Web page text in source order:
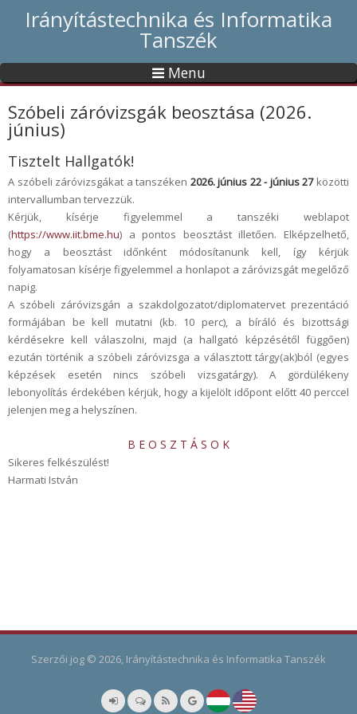
Irányítástechnika és Informatika
Tanszék
Menu
Szóbeli záróvizsgák beosztása (2026.
június)
Tisztelt Hallgatók!
A szóbeli záróvizsgákat a tanszéken 2026. június 22 - június 27közötti
intervallumban tervezzük.
Kérjük, kísérje figyelemmel a tanszéki weblapot
(https://www.iit.bme.hu) a pontos beosztást illetően. Elképzelhető,
hogy a beosztást időnként módosítanunk kell, így kérjük
folyamatosan kísérje figyelemmel a honlapot a záróvizsgát megelőző
napig.
A szóbeli záróvizsgán a szakdolgozatot/diplomatervet prezentáció
formájában be kell mutatni (kb. 10 perc), a bíráló és bizottsági
kérdésekre kell válaszolni, majd (a hallgató képzésétől függően)
ezután történik a szóbeli záróvizsga a választott tárgy(ak)ból (egyes
képzések esetén nincs szóbeli vizsgatárgy). A gördülékeny
lebonyolítás érdekében kérjük, hogy a kijelölt időpont előtt 40 perccel
jelenjen meg a helyszínen.
B E O S Z T Á S O K
Sikeres felkészülést!
Harmati István
Szerzői jog © 2026, Irányítástechnika és Informatika Tanszék